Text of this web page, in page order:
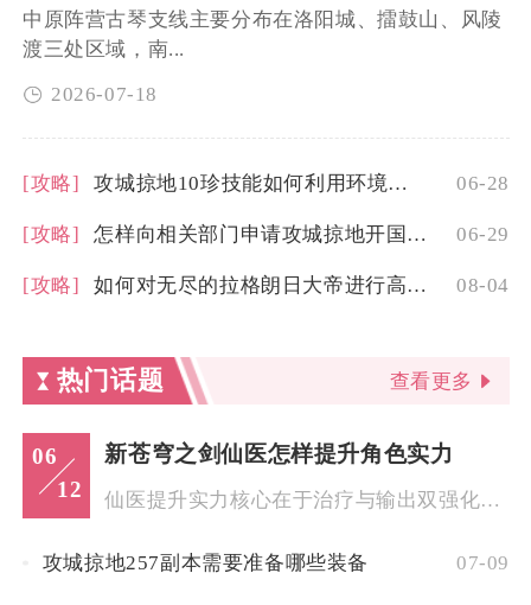
中原阵营古琴支线主要分布在洛阳城、擂鼓山、风陵
渡三处区域，南...
2026-07-18
[攻略] 攻城掠地10珍技能如何利用环境发挥最大威力 06-28
[攻略] 怎样向相关部门申请攻城掠地开国勋章 06-29
[攻略] 如何对无尽的拉格朗日大帝进行高效改装 08-04
热门话题 查看更多
06
12
新苍穹之剑仙医怎样提升角色实力
仙医提升实力核心在于治疗与输出双强化、生存属性堆叠、装备宝石...
攻城掠地257副本需要准备哪些装备 07-09